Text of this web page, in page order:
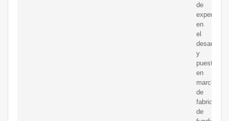
de
en
el
desarrollo
y
puesta
en
marcha
de
fabricas
de